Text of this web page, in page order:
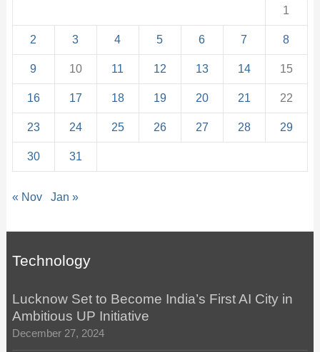
1
2 3 4 5 6 7 8
9 10 11 12 13 14 15
16 17 18 19 20 21 22
23 24 25 26 27 28 29
30 31
« Nov Jan »
Technology
Lucknow Set to Become India’s First AI City in
Ambitious UP Initiative
December 27, 2024